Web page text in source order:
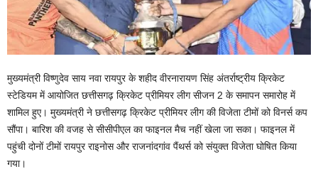
मुख्यमंत्री विष्णुदेव साय नवा रायपुर के शहीद वीरनारायण सिंह अंतर्राष्ट्रीय क्रिकेट
स्टेडियम में आयोजित छत्तीसगढ़ क्रिकेट प्रीमियर लीग सीजन 2 के समापन समारोह में
शामिल हुए। मुख्यमंत्री ने छत्तीसगढ़ क्रिकेट प्रीमियर लीग की विजेता टीमों को विनर्स कप
सौंपा। बारिश की वजह से सीसीपीएल का फाइनल मैच नहीं खेला जा सका। फाइनल में
पहुंची दोनों टीमों रायपुर राइनोस और राजनांदगांव पैंथर्स को संयुक्त विजेता घोषित किया
गया।